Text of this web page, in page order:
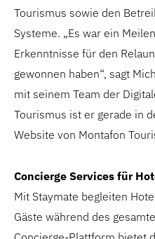
Tourismus sowie den
Systeme. „Es war ein
Erkenntnisse für den
gewonnen haben“, sagt
mit seinem Team der
Tourismus ist er gerade in
Website von Montafon
Concierge Services für
Mit Staymate begleiten
Gäste während des